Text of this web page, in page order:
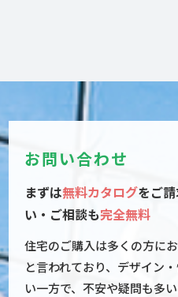
お問い合わせ
まずは無料カタログをご
い・ご相談も完全無料
住宅のご購入は多くの方に
と言われており、デザイン
い一方で、不安や疑問も多